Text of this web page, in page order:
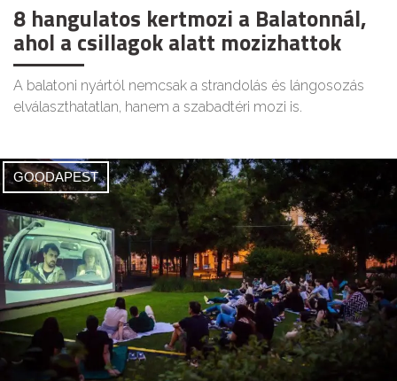
8 hangulatos kertmozi a Balatonnál,
ahol a csillagok alatt mozizhattok
A balatoni nyártól nemcsak a strandolás és lángosozás
elválaszthatatlan, hanem a szabadtéri mozi is.
GOODAPEST